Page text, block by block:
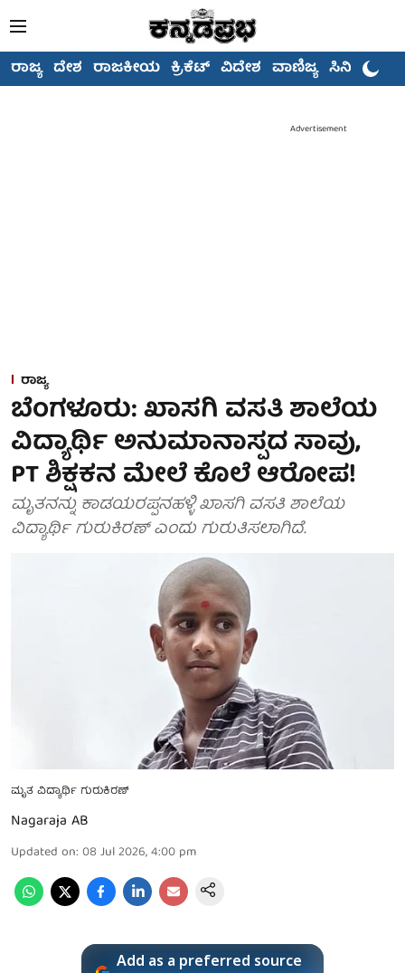
ರಾಜ್ಯ ದೇಶ ರಾಜಕೀಯ ಕ್ರಿಕೆಟ್ ವಿದೇಶ ವಾಣಿಜ್ಯ ಸಿನಿಮಾ
Advertisement
ರಾಜ್ಯ
ಬೆಂಗಳೂರು: ಖಾಸಗಿ ವಸತಿ ಶಾಲೆಯ
ವಿದ್ಯಾರ್ಥಿ ಅನುಮಾನಾಸ್ಪದ ಸಾವು,
PT ಶಿಕ್ಷಕನ ಮೇಲೆ ಕೊಲೆ ಆರೋಪ!
ಮೃತನನ್ನು ಕಾಡಯರಪ್ಪನಹಳ್ಳಿ ಖಾಸಗಿ ವಸತಿ ಶಾಲೆಯ
ವಿದ್ಯಾರ್ಥಿ ಗುರುಕಿರಣ್ ಎಂದು ಗುರುತಿಸಲಾಗಿದೆ.
ಮೃತ ವಿದ್ಯಾರ್ಥಿ ಗುರುಕಿರಣ್
Nagaraja AB
Updated on: 08 Jul 2026, 4:00 pm
Add as a preferred source